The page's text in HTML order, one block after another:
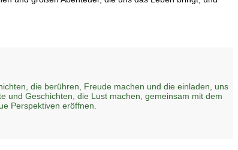
die berühren, Freude machen und die einladen, uns
und Geschichten, die Lust machen, gemeinsam mit dem
Perspektiven eröffnen.